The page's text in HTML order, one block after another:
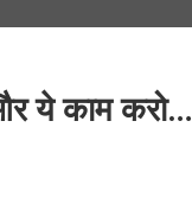
ये काम करो…